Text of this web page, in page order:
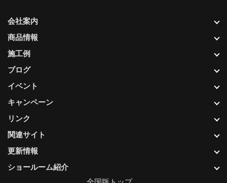
更新情報
ショールーム紹介
会社案内
商品情報
施工例
ブログ
イベント
キャンペーン
リンク
関連サイト